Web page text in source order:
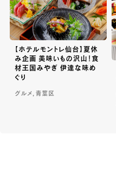
【ホテルモントレ仙台】夏休
み企画 美味いもの沢山！食
材王国みやぎ 伊達な味め
ぐり
グルメ, 青葉区